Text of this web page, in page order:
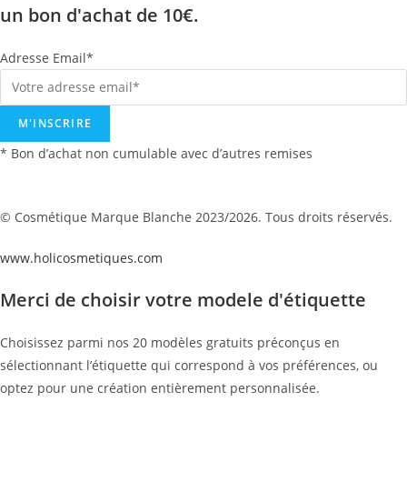
un bon d'achat de 10€.
Adresse Email*
M'INSCRIRE
* Bon d’achat non cumulable avec d’autres remises
© Cosmétique Marque Blanche 2023/2026. Tous droits réservés.
www.holicosmetiques.com
Merci de choisir votre modele d'étiquette
Choisissez parmi nos 20 modèles gratuits préconçus en
sélectionnant l’étiquette qui correspond à vos préférences, ou
optez pour une création entièrement personnalisée.